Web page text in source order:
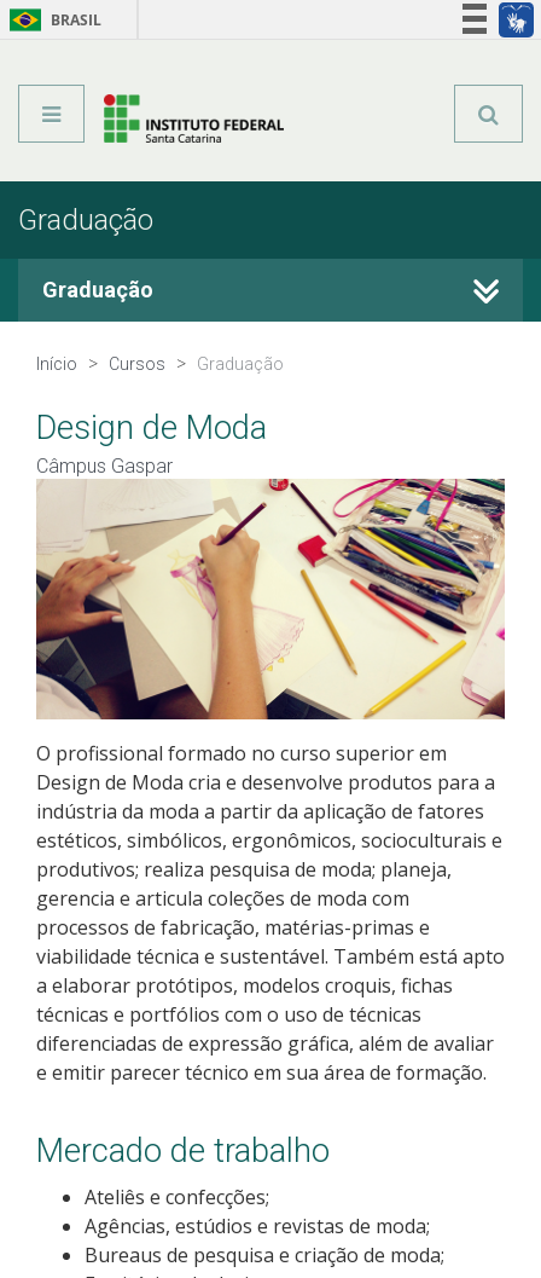
BRASIL
Graduação
Graduação
Cursos Técnicos
Graduação
Qualificação Profissional
Pós-graduação
Educação a Distância
Educação de Jovens e Adultos
PartiuIF
Parcerias
Processo de Inscrição
Resultados
Processos Seletivos
Início Cursos Graduação
Design de Moda
Câmpus Gaspar
O profissional formado no curso superior em
Design de Moda cria e desenvolve produtos para a
indústria da moda a partir da aplicação de fatores
estéticos, simbólicos, ergonômicos, socioculturais e
produtivos; realiza pesquisa de moda; planeja,
gerencia e articula coleções de moda com
processos de fabricação, matérias-primas e
viabilidade técnica e sustentável. Também está apto
a elaborar protótipos, modelos croquis, fichas
técnicas e portfólios com o uso de técnicas
diferenciadas de expressão gráfica, além de avaliar
e emitir parecer técnico em sua área de formação.
Mercado de trabalho
Ateliês e confecções;
Agências, estúdios e revistas de moda;
Bureaus de pesquisa e criação de moda;